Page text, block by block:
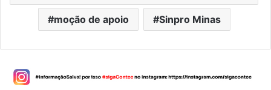
moção de apoio Sinpro Minas